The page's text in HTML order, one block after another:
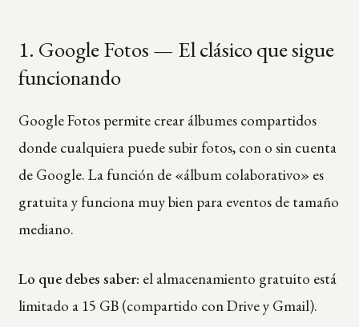
1. Google Fotos — El clásico que sigue
funcionando
Google Fotos permite crear álbumes compartidos
donde cualquiera puede subir fotos, con o sin cuenta
de Google. La función de «álbum colaborativo» es
gratuita y funciona muy bien para eventos de tamaño
mediano.
Lo que debes saber: el almacenamiento gratuito está
limitado a 15 GB (compartido con Drive y Gmail).